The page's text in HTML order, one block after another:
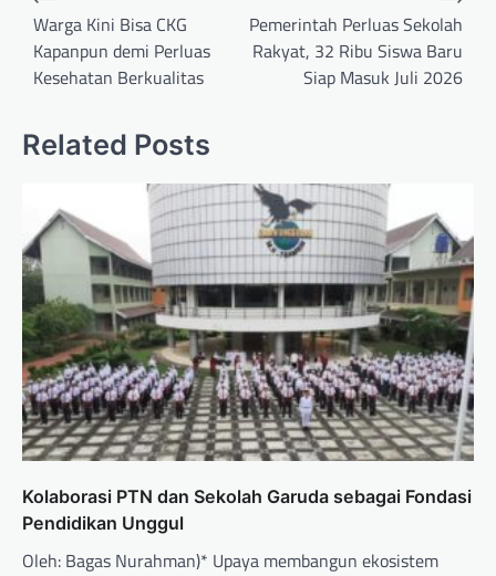
navigation
Warga Kini Bisa CKG
Kapanpun demi Perluas
Kesehatan Berkualitas
Pemerintah Perluas Sekolah
Rakyat, 32 Ribu Siswa Baru
Siap Masuk Juli 2026
Related Posts
Kolaborasi PTN dan Sekolah Garuda sebagai Fondasi
Pendidikan Unggul
Oleh: Bagas Nurahman)* Upaya membangun ekosistem